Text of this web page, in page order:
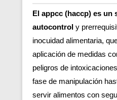
El appcc (haccp) es un
autocontrol y
inocuidad alimentaria,
aplicación de medidas
peligros de
fase de manipulación
servir alimentos con